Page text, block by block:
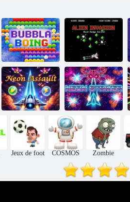
Bubbla Boing
Invasion
extraterrestre
Assaut au néon Attaquant Néon
Jeux de foot COSMOS Zombie